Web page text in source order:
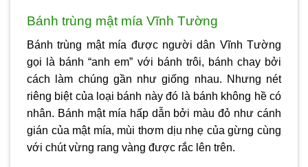
Bánh trùng mật mía Vĩnh Tường
Bánh trùng mật mía được người dân Vĩnh Tường
gọi là bánh “anh em” với bánh trôi, bánh chay bởi
cách làm chúng gần như giống nhau. Nhưng nét
riêng biệt của loại bánh này đó là bánh không hề có
nhân. Bánh mật mía hấp dẫn bởi màu đỏ như cánh
gián của mật mía, mùi thơm dịu nhẹ của gừng cùng
với chút vừng rang vàng được rắc lên trên.